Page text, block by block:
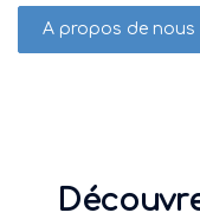
A propos de nous